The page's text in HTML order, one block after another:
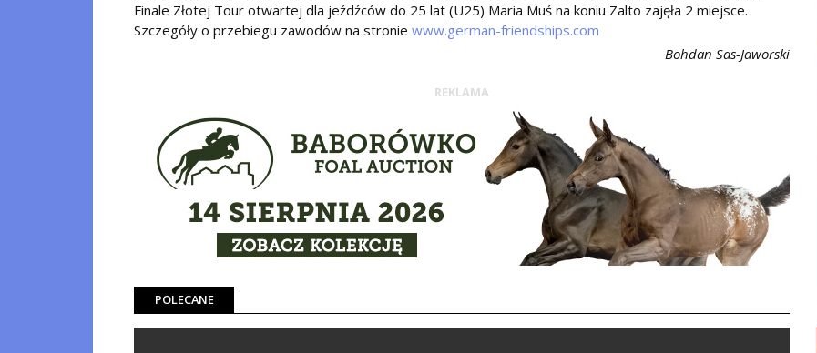
Finale Złotej Tour otwartej dla jeźdźców do 25 lat (U25) Maria Muś na koniu Zalto zajęła 2 miejsce.
Szczegóły o przebiegu zawodów na stronie www.german-friendships.com
Bohdan Sas-Jaworski
REKLAMA
POLECANE